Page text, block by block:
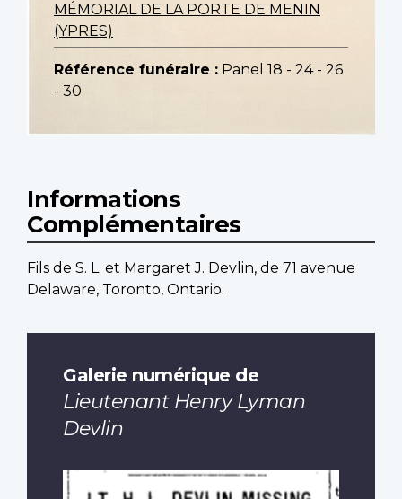
MÉMORIAL DE LA PORTE DE MENIN
(YPRES)
Référence funéraire : Panel 18 - 24 - 26
- 30
Informations
Complémentaires
Fils de S. L. et Margaret J. Devlin, de 71 avenue
Delaware, Toronto, Ontario.
Galerie numérique de
Lieutenant Henry Lyman
Devlin